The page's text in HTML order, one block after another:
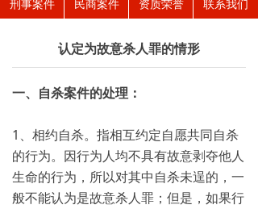
刑事案件 民商案件 资质荣誉 联系我们
认定为故意杀人罪的情形
一、自杀案件的处理：
1、相约自杀。指相互约定自愿共同自杀
的行为。因行为人均不具有故意剥夺他人
生命的行为，所以对其中自杀未逞的，一
般不能认为是故意杀人罪；但是，如果行